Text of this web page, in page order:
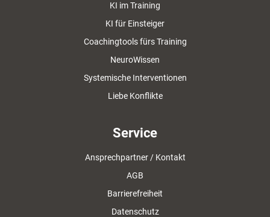
KI im Training
KI für Einsteiger
Coachingtools fürs Training
NeuroWissen
Systemische Interventionen
Liebe Konflikte
Service
Ansprechpartner / Kontakt
AGB
Barrierefreiheit
Datenschutz